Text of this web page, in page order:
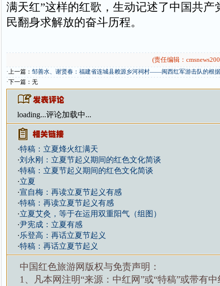
满天红”这样的红歌，生动记述了中国共产
民翻身求解放的奋斗历程。
(责任编辑：
·上一篇： 邹善水、谢贤春：福建省连城县赖源乡河祠村——闽西红军游击队的根
·下一篇：无
loading...评论加载中...
·特稿：立夏烽火红满天
·刘永刚：立夏节起义期间的红色文化简谈
·特稿：立夏节起义期间的红色文化简谈
·立夏
·宣自梅：再读立夏节起义有感
·特稿：再读立夏节起义有感
·立夏艾灸，等于在运用双重阳气（组图）
·尹宪成：立夏有感
·乐登高：再话立夏节起义
·特稿：再话立夏节起义
中国红色旅游网版权与免责声明：
1、凡本网注明“来源：中红网”或“特稿”或带有